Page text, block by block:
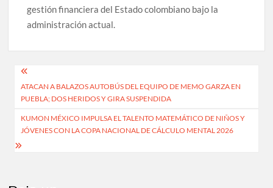
gestión financiera del Estado colombiano bajo la
administración actual.
Navegación
de
entradas
ATACAN A BALAZOS AUTOBÚS DEL EQUIPO DE MEMO GARZA EN
PUEBLA; DOS HERIDOS Y GIRA SUSPENDIDA
KUMON MÉXICO IMPULSA EL TALENTO MATEMÁTICO DE NIÑOS Y
JÓVENES CON LA COPA NACIONAL DE CÁLCULO MENTAL 2026